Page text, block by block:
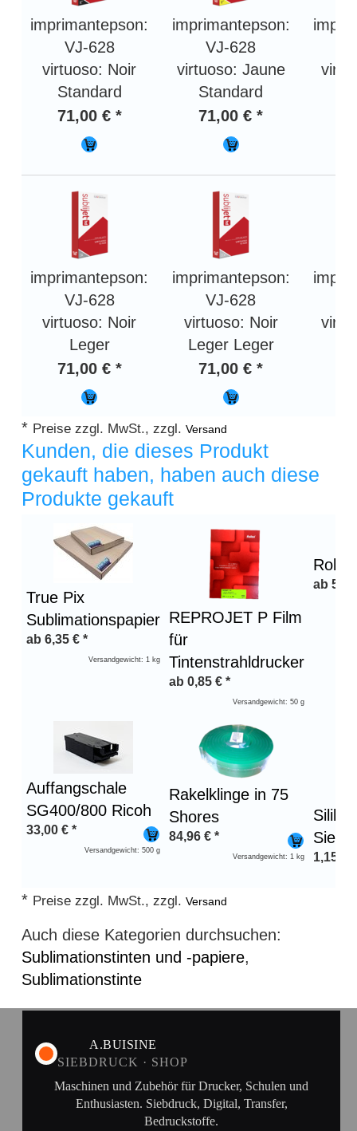
imprimantepson:
VJ-628
virtuoso: Noir
Standard
71,00 € *
imprimantepson:
VJ-628
virtuoso: Jaune
Standard
71,00 € *
imprimantepson:
VJ-628
virtuoso: Noir
Leger
71,00 € *
imprimantepson:
VJ-628
virtuoso: Noir
Leger Leger
71,00 € *
* Preise zzgl. MwSt., zzgl.Versand
Kunden, die dieses Produkt
gekauft haben, haben auch diese
Produkte gekauft
Überschrift
True Pix
Sublimationspapier
ab 6,35 € *
Versandgewicht: 1 kg
REPROJET P Film
für
Tintenstrahldrucker
ab 0,85 € *
Versandgewicht: 50 g
ab
Auffangschale
SG400/800 Ricoh
33,00 € *
Versandgewicht: 500 g
Rakelklinge in 75
Shores
84,96 € *
Versandgewicht: 1 kg 1,15
* Preise zzgl. MwSt., zzgl.Versand
Auch diese Kategorien durchsuchen:
Sublimationstinten und -papiere,
Sublimationstinte
A.BUISINE
SIEBDRUCK · SHOP
Maschinen und Zubehör für Drucker, Schulen und
Enthusiasten. Siebdruck, Digital, Transfer,
Bedruckstoffe.